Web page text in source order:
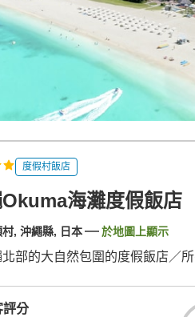
度假村飯店
海灘度假飯店
村, 沖繩縣, 日本 於地圖上顯示
部的大自然包圍的度假飯店／
評分